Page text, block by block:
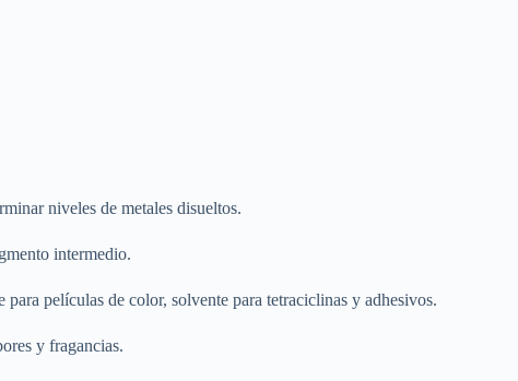
niveles de metales disueltos.
intermedio.
películas de color, solvente para tetraciclinas y adhesivos.
y fragancias.